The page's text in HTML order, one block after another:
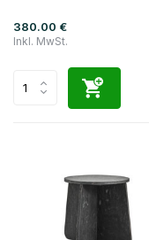
380.00 €
Inkl. MwSt.